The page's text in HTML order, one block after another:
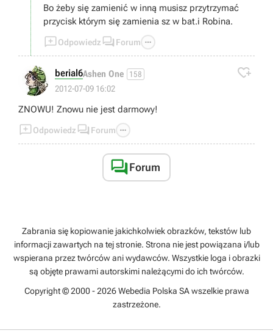
Bo żeby się zamienić w inną musisz przytrzymać
przycisk którym się zamienia sz w bat.i Robina.
Odpowiedz  Forum 
berial6Ashen One 158
2012-07-09 16:02

ZNOWU! Znowu nie jest darmowy!
Odpowiedz  Forum 
Forum
Zabrania się kopiowanie jakichkolwiek obrazków, tekstów lub
informacji zawartych na tej stronie. Strona nie jest powiązana i/lub
wspierana przez twórców ani wydawców. Wszystkie loga i obrazki
są objęte prawami autorskimi należącymi do ich twórców.
Copyright © 2000 - 2026 Webedia Polska SA wszelkie prawa
zastrzeżone.